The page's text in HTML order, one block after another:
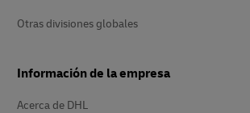
Otras divisiones globales
Información de la empresa
Acerca de DHL